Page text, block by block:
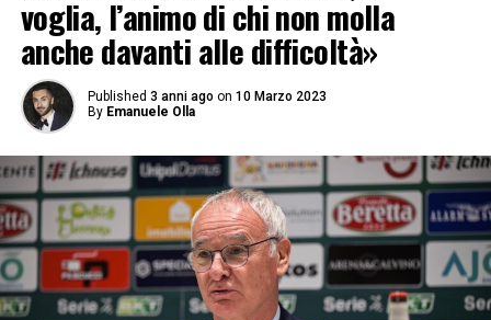
voglia, l’animo di chi non molla
anche davanti alle difficoltà»
Published 3 anni ago on 10 Marzo 2023
By Emanuele Olla